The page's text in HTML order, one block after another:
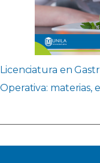
Licenciatura en
Operativa: materias,